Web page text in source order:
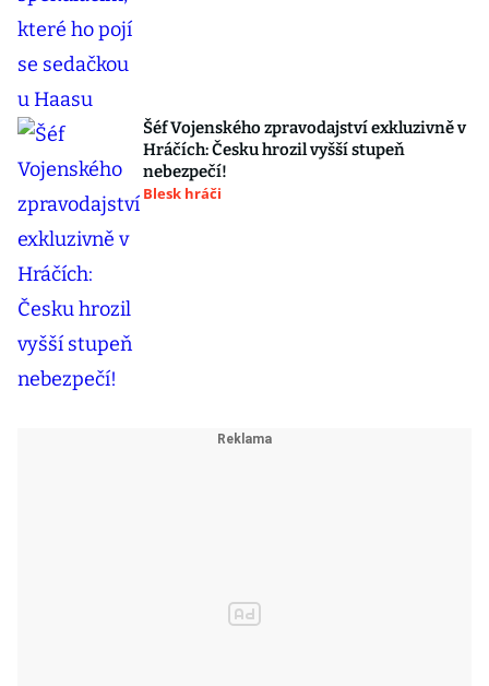
Šéf Vojenského zpravodajství exkluzivně v
Hráčích: Česku hrozil vyšší stupeň
nebezpečí!
Blesk hráči